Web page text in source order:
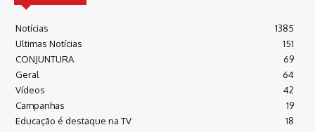
Notícias
1385
Ultimas Notícias
151
CONJUNTURA
69
Geral
64
Vídeos
42
Campanhas
19
Educação é destaque na TV
18